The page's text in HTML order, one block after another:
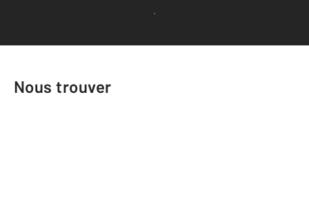
Voir tous les avis clients
Nous trouver